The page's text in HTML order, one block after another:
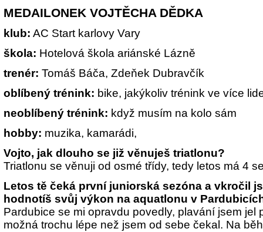
MEDAILONEK VOJTĚCHA DĚDKA
klub: AC Start karlovy Vary
škola: Hotelová škola ariánské Lázně
trenér: Tomáš Báča, Zdeňek Dubravčík
oblíbený trénink: bike, jakýkoliv trénink ve více
neoblíbený trénink: když musím na kolo sám
hobby: muzika, kamarádi,
Vojto, jak dlouho se již věnuješ triatlonu?
Triatlonu se věnuji od osmé třídy, tedy letos má 4
Letos tě čeká první juniorská sezóna a vkročil
hodnotíš svůj výkon na aquatlonu v
Pardubice se mi opravdu povedly, plavání jsem jel
možná trochu lépe než jsem od sebe čekal. Na